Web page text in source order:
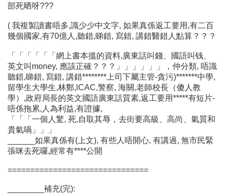
部死晒呀???
( 我複製讀書唔多,識少少中文字, 如果真係返工要用,有二百
幾個國家,有70億人,聽錯,睇錯, 寫錯, 講錯醫錯人點算？？？
「「「「「「網上書本搵的資料,廣東話叫錢、國語叫钱、
英文叫money, 應該正確？？？」」」」」」，仲分類, 唔識
聽錯,睇錯, 寫錯, 講錯********上司下屬主管-貪污)*******中學,
留學生大學生,林鄭,lCAC,警察, 海關,老師校長（傻人教
學）,政府局長的英文國語廣東話質素,返工要用*****有短片-
唔係拖累,人為利益,有證據,
「「「一個人驚, 死,自取其辱，去街要高級、高尚、氣質和
貴氣喎」」」
______如果真係有(上文), 有些人唔開心, 有講過, 無市民緊
張咪去死囉,經常有****公開
===============================
________補充(完):